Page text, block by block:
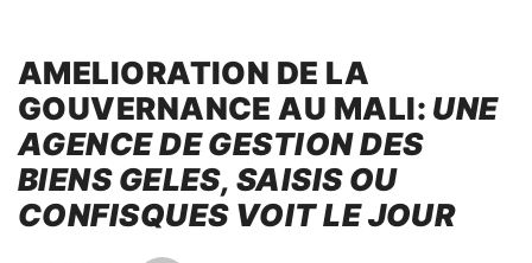
AMELIORATION DE LA
GOUVERNANCE AU MALI: UNE
AGENCE DE GESTION DES
BIENS GELES, SAISIS OU
CONFISQUES VOIT LE JOUR